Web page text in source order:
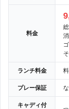
料金
ランチ料金
プレー保証
キャディ付